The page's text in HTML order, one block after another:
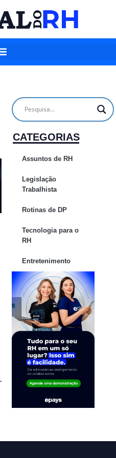
CATEGORIAS
Assuntos de RH
Legislação
Trabalhista
Rotinas de DP
Tecnologia para o
RH
Entretenimento